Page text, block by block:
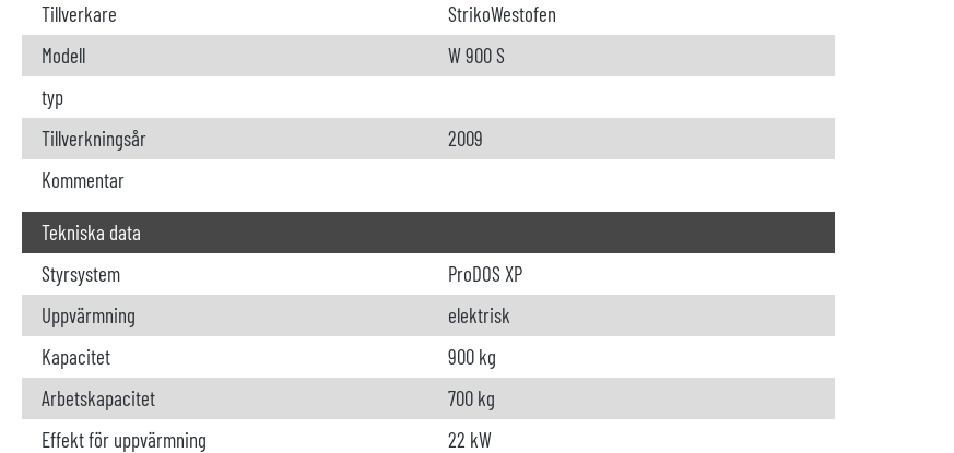
Tillverkare
StrikoWestofen
Modell
W 900 S
typ
Tillverkningsår
2009
Kommentar
Tekniska data
Styrsystem
ProDOS XP
Uppvärmning
elektrisk
Kapacitet
900 kg
Arbetskapacitet
700 kg
Effekt för uppvärmning
22 kW